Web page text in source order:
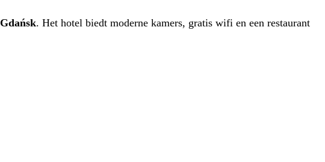
Gdańsk. Het hotel biedt moderne kamers, gratis wifi en een restaurant